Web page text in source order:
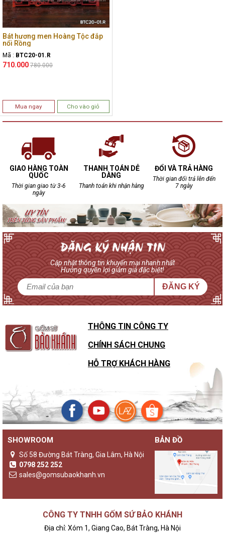
Bát hương men Hoàng Tộc đắp
nổi Rồng
Mã : BTC20-01.R
710.000 780.000
Mua ngay Cho vào giỏ
GIAO HÀNG TOÀN
QUỐC
Thời gian giao từ 3-6
ngày
THANH TOÁN DỄ
DÀNG
Thanh toán khi nhận hàng
ĐỔI VÀ TRẢ HÀNG
Thời gian đổi trả lên đến
7 ngày
Cập nhật thông tin khuyến mại nhanh nhất
Hưởng quyền lợi giảm giá đặc biệt!
ĐĂNG KÝ
THÔNG TIN CÔNG TY
CHÍNH SÁCH CHUNG
HỖ TRỢ KHÁCH HÀNG
SHOWROOM
Số 58 Đường Bát Tràng, Gia Lâm, Hà Nội
0798 252 252
sales@gomsubaokhanh.vn
BẢN ĐỒ
CÔNG TY TNHH GỐM SỨ BẢO KHÁNH
Địa chỉ: Xóm 1, Giang Cao, Bát Tràng, Hà Nội